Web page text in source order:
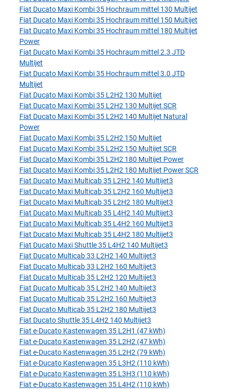
Fiat Ducato Maxi Kombi 35 Hochraum mittel 130 Multijet
Fiat Ducato Maxi Kombi 35 Hochraum mittel 150 Multijet
Fiat Ducato Maxi Kombi 35 Hochraum mittel 180 Multijet
Power
Fiat Ducato Maxi Kombi 35 Hochraum mittel 2.3 JTD
Multijet
Fiat Ducato Maxi Kombi 35 Hochraum mittel 3.0 JTD
Multijet
Fiat Ducato Maxi Kombi 35 L2H2 130 Multijet
Fiat Ducato Maxi Kombi 35 L2H2 130 Multijet SCR
Fiat Ducato Maxi Kombi 35 L2H2 140 Multijet Natural
Power
Fiat Ducato Maxi Kombi 35 L2H2 150 Multijet
Fiat Ducato Maxi Kombi 35 L2H2 150 Multijet SCR
Fiat Ducato Maxi Kombi 35 L2H2 180 Multijet Power
Fiat Ducato Maxi Kombi 35 L2H2 180 Multijet Power SCR
Fiat Ducato Maxi Multicab 35 L2H2 140 Multijet3
Fiat Ducato Maxi Multicab 35 L2H2 160 Multijet3
Fiat Ducato Maxi Multicab 35 L2H2 180 Multijet3
Fiat Ducato Maxi Multicab 35 L4H2 140 Multijet3
Fiat Ducato Maxi Multicab 35 L4H2 160 Multijet3
Fiat Ducato Maxi Multicab 35 L4H2 180 Multijet3
Fiat Ducato Maxi Shuttle 35 L4H2 140 Multijet3
Fiat Ducato Multicab 33 L2H2 140 Multijet3
Fiat Ducato Multicab 33 L2H2 160 Multijet3
Fiat Ducato Multicab 35 L2H2 120 Multijet3
Fiat Ducato Multicab 35 L2H2 140 Multijet3
Fiat Ducato Multicab 35 L2H2 160 Multijet3
Fiat Ducato Multicab 35 L2H2 180 Multijet3
Fiat Ducato Shuttle 35 L4H2 140 Multijet3
Fiat e-Ducato Kastenwagen 35 L2H1 (47 kWh)
Fiat e-Ducato Kastenwagen 35 L2H2 (47 kWh)
Fiat e-Ducato Kastenwagen 35 L2H2 (79 kWh)
Fiat e-Ducato Kastenwagen 35 L3H2 (110 kWh)
Fiat e-Ducato Kastenwagen 35 L3H3 (110 kWh)
Fiat e-Ducato Kastenwagen 35 L4H2 (110 kWh)